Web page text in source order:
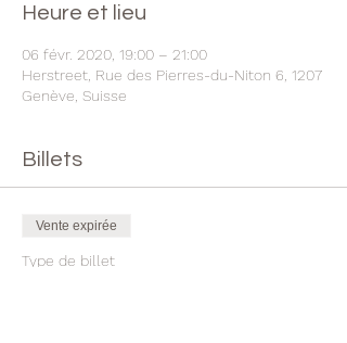
Heure et lieu
06 févr. 2020, 19:00 – 21:00
Herstreet, Rue des Pierres-du-Niton 6, 1207
Genève, Suisse
Billets
Vente expirée
Type de billet